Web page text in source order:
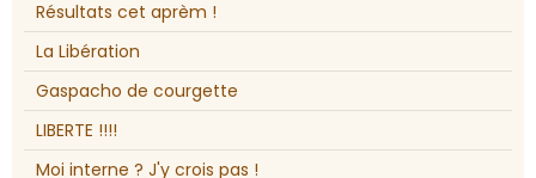
Résultats cet aprèm !
La Libération
Gaspacho de courgette
LIBERTE !!!!
Moi interne ? J'y crois pas !